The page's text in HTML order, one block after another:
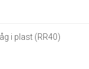
i plast (RR40)